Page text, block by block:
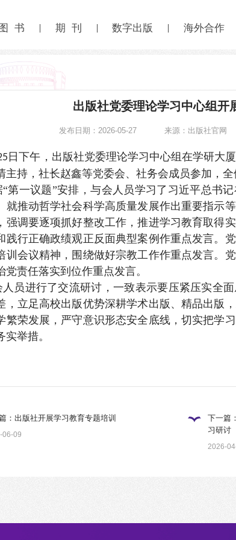
图 书 期 刊 数字出版 海外合作
出版社党委理论学习中心组开
发布日期：2026-05-27 来源：出版社官网
日下午，出版社党委理论学习中心组在学研大厦
主持，社长赵鑫等党委会、社务会成员参加，全
“第一议题”安排，与会人员学习了习近平总书
就推动哲学社会科学高质量发展作出重要指示
强调要逐项抓好整改工作，推进学习教育取得
践行正确政绩观正反面典型案例作重点发言。
训会议精神，围绕做好宗教工作作重点发言。
党责任落实到位作重点发言。
人员进行了交流研讨，一致表示要压紧压实全
，立足高校出版优势深耕学术出版、精品出版
繁荣发展，严守意识形态安全底线，切实把学
实举措。
篇：出版社开展学习教育专题培训
06-09
下一篇
习研讨
2026-